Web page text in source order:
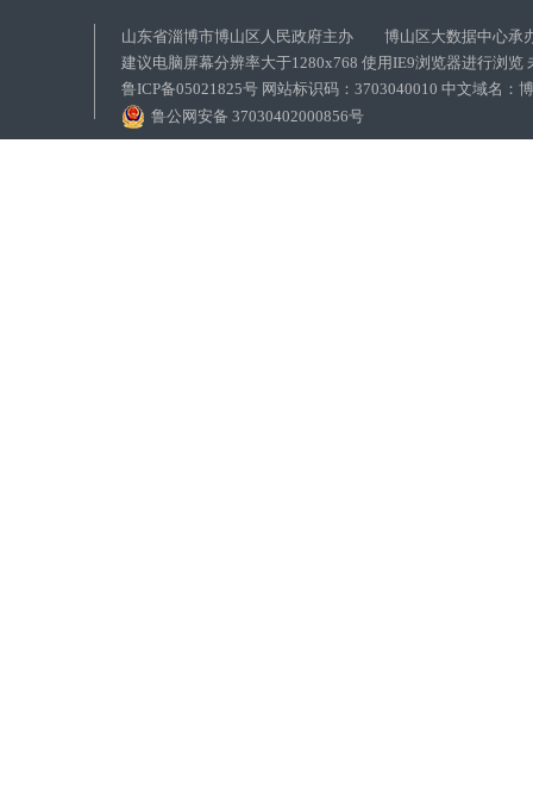
山东省淄博市博山区人民政府主办 博山区大数据中心承
建议电脑屏幕分辨率大于1280x768 使用IE9浏览器进行浏览
鲁ICP备05021825号 网站标识码：3703040010 中文域名：
鲁公网安备 37030402000856号